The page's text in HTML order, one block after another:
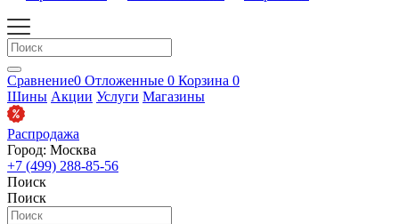
Сравнение0 Отложенные 0 Корзина 0
Шины Акции Услуги Магазины
Распродажа
Город: Москва
+7 (499) 288-85-56
Поиск
Поиск